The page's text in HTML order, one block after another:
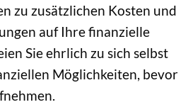
zu zusätzlichen Kosten und
auf Ihre finanzielle
Sie ehrlich zu sich selbst
Möglichkeiten, bevor